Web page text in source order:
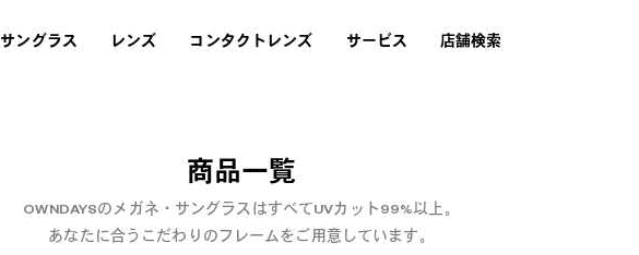
サングラス レンズ コンタクトレンズ サービス 店舗検索
商品一覧
OWNDAYSのメガネ・サングラスはすべてUVカット99%以上。
あなたに合うこだわりのフレームをご用意しています。